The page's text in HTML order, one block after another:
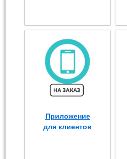
Приложение
для клиентов